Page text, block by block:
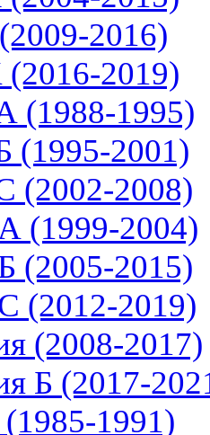
2016)
(2016-2019)
(1988-1995)
(1995-2001)
(2002-2008)
(1999-2004)
(2005-2015)
(2012-2019)
(2008-2017)
Б (2017-
1991)